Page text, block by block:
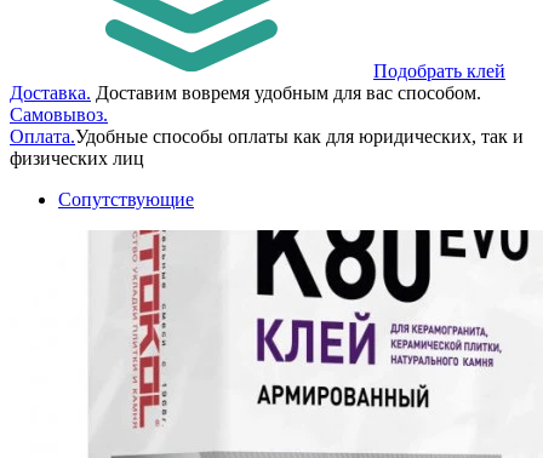
Подобрать клей
Доставка. Доставим вовремя удобным для вас способом.
Самовывоз.
Оплата.Удобные способы оплаты как для юридических, так и
физических лиц
Сопутствующие